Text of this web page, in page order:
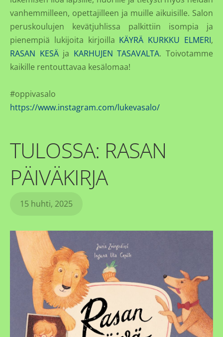
vanhemmilleen, opettajilleen ja muille aikuisille. Salon
peruskoulujen kevätjuhlissa palkittiin isompia ja
pienempiä lukijoita kirjoilla KÄYRÄ KURKKU ELMERI,
RASAN KESÄja KARHUJEN TASAVALTA. Toivotamme
kaikille rentouttavaa kesälomaa!
#oppivasalo
https://www.instagram.com/lukevasalo/
TULOSSA: RASAN
PÄIVÄKIRJA
15 huhti, 2025